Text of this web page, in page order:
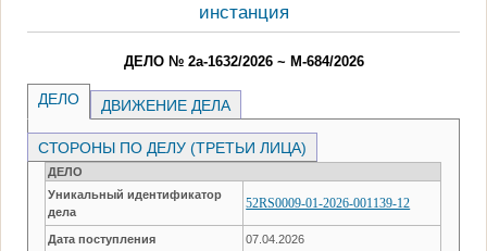
инстанция
ДЕЛО № 2а-1632/2026 ~ М-684/2026
ДЕЛО ДВИЖЕНИЕ ДЕЛА
СТОРОНЫ ПО ДЕЛУ (ТРЕТЬИ ЛИЦА)
ДЕЛО
Уникальный идентификатор
дела
52RS0009-01-2026-001139-12
Дата поступления 07.04.2026